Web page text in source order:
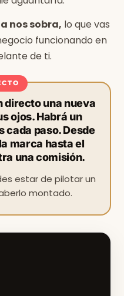
nos sobra, lo que vas
funcionando en
de ti.
directo una nueva
ojos. Habrá un
cada paso. Desde
marca hasta el
una comisión.
estar de pilotar un
montado.